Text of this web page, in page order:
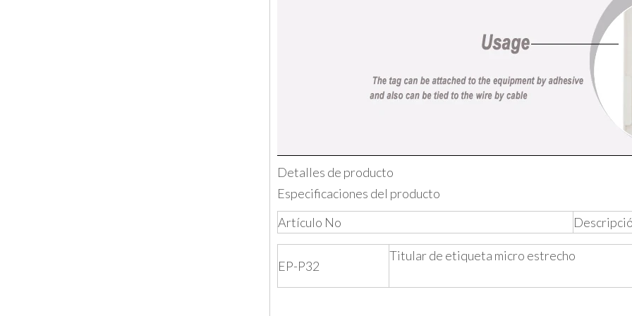
Detalles de producto
Especificaciones del producto
Artículo No
EP-P32
Titular de etiqueta micro estrecho